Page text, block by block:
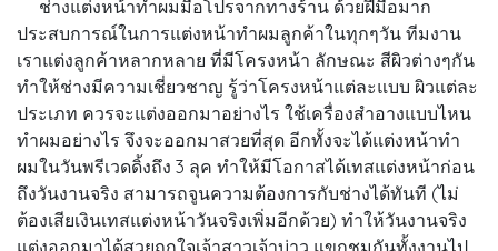
ช่างแต่งหน้าทำผมมือโปรจากทางร้าน ด้วยฝีมือมาก
ประสบการณ์ในการแต่งหน้าทำผมลูกค้าในทุกๆวัน ทีมงาน
เราแต่งลูกค้าหลากหลาย ที่มีโครงหน้า ลักษณะ สีผิวต่างๆกัน
ทำให้ช่างมีความเชี่ยวชาญ รู้ว่าโครงหน้าแต่ละแบบ ผิวแต่ละ
ประเภท ควรจะแต่งออกมาอย่างไร ใช้เครื่องสำอางแบบไหน
ทำผมอย่างไร จึงจะออกมาสวยที่สุด อีกทั้งจะได้แต่งหน้าทำ
ผมในวันพรีเวดดิ้งถึง 3 ลุค ทำให้มีโอกาสได้เทสแต่งหน้าก่อน
ถึงวันงานจริง สามารถจูนความต้องการกับช่างได้ทันที (ไม่
ต้องเสียเงินเทสแต่งหน้าวันจริงเพิ่มอีกด้วย) ทำให้วันงานจริง